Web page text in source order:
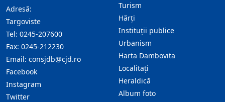
Adresă:
Targoviste
Tel: 0245-207600
Fax: 0245-212230
Email: consjdb@cjd.ro
Facebook
Instagram
Twitter
Turism
Hărţi
Instituţii publice
Urbanism
Harta Dambovita
Localitaţi
Heraldică
Album foto